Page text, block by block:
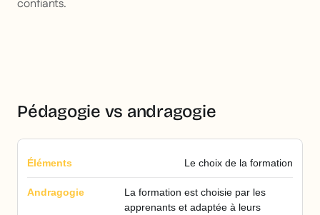
confiants.
Pédagogie vs andragogie
Le choix de la formation
La formation est choisie par les
apprenants et adaptée à leurs